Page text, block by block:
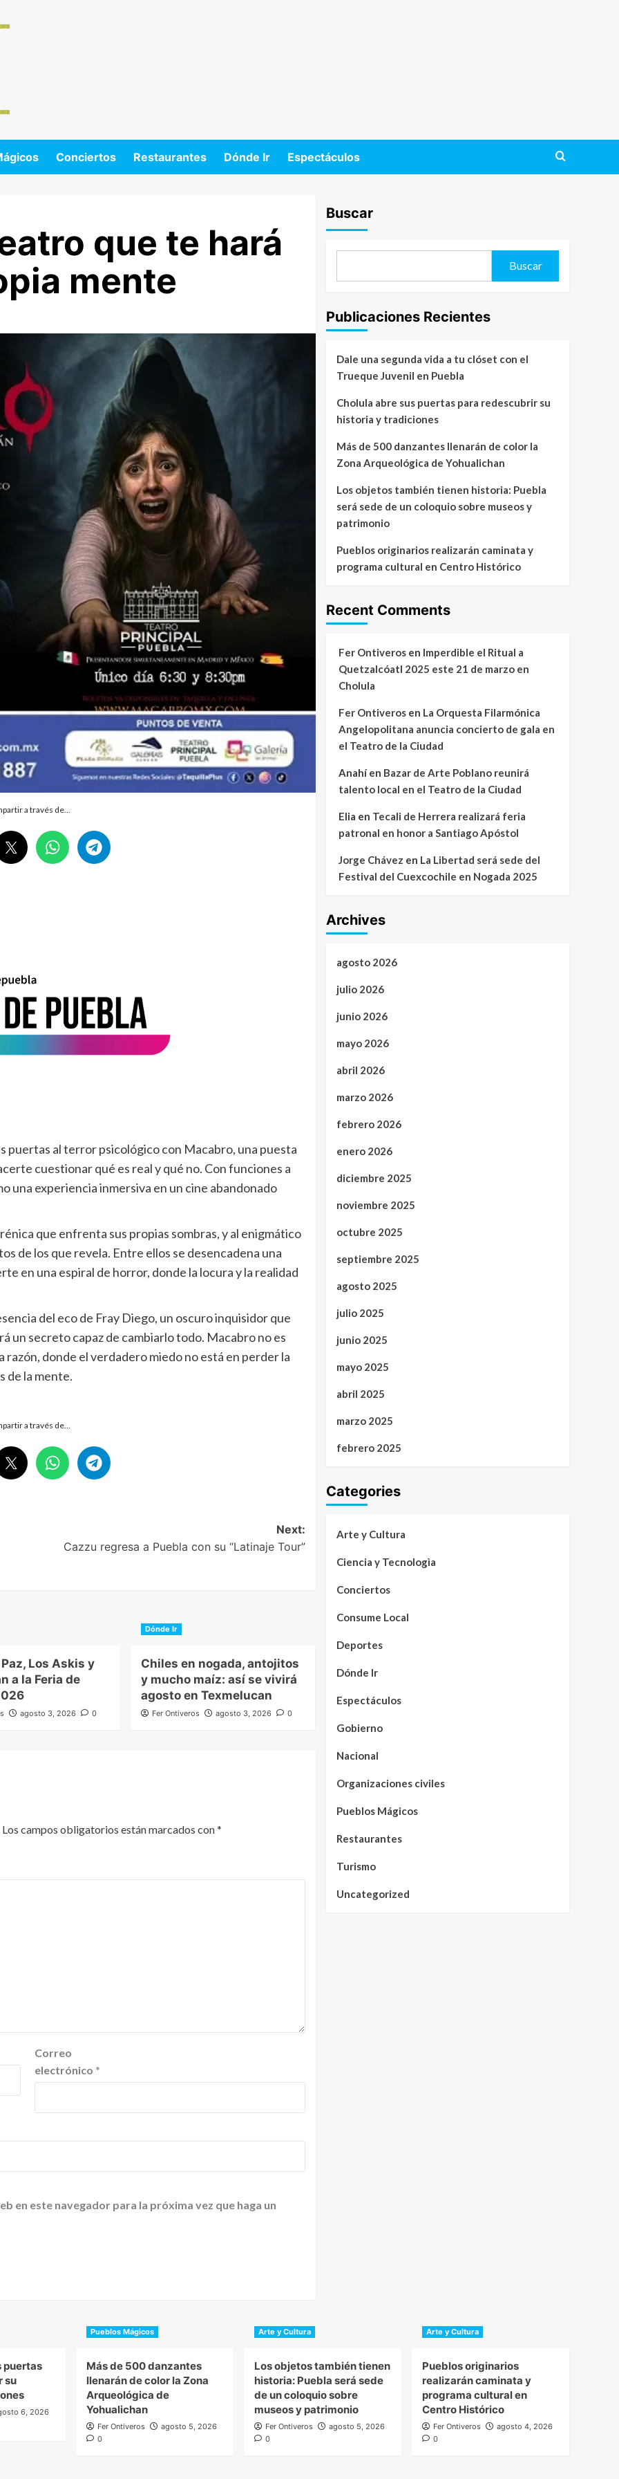
Conciertos Restaurantes Dónde Ir Espectáculos
que te hará
mente
a través de…
puertas al terror psicológico con Macabro, una puesta
cuestionar qué es real y qué no. Con funciones a
una experiencia inmersiva en un cine abandonado
que enfrenta sus propias sombras, y al enigmático
de los que revela. Entre ellos se desencadena una
en una espiral de horror, donde la locura y la realidad
del eco de Fray Diego, un oscuro inquisidor que
un secreto capaz de cambiarlo todo. Macabro no es
razón, donde el verdadero miedo no está en perder la
de la mente.
a través de…
Next:
Cazzu regresa a Puebla con su “Latinaje Tour”
Los Askis y
a la Feria de
agosto 3, 2026 0
Dónde Ir
Chiles en nogada, antojitos
y mucho maíz: así se vivirá
agosto en Texmelucan
Fer Ontiveros agosto 3, 2026 0
Los campos obligatorios están marcados con*
Correo
electrónico *
en este navegador para la próxima vez que haga un
Buscar
Buscar
Publicaciones Recientes
Dale una segunda vida a tu clóset con el
Trueque Juvenil en Puebla
Cholula abre sus puertas para redescubrir su
historia y tradiciones
Más de 500 danzantes llenarán de color la
Zona Arqueológica de Yohualichan
Los objetos también tienen historia: Puebla
será sede de un coloquio sobre museos y
patrimonio
Pueblos originarios realizarán caminata y
programa cultural en Centro Histórico
Recent Comments
Fer Ontiverosen Imperdible el Ritual a
Quetzalcóatl 2025 este 21 de marzo en
Cholula
Fer Ontiverosen La Orquesta Filarmónica
Angelopolitana anuncia concierto de gala en
el Teatro de la Ciudad
Anahíen Bazar de Arte Poblano reunirá
talento local en el Teatro de la Ciudad
Elia en Tecali de Herrera realizará feria
patronal en honor a Santiago Apóstol
Jorge Chávez en La Libertad será sede del
Festival del Cuexcochile en Nogada 2025
Archives
agosto 2026
julio 2026
junio 2026
mayo 2026
abril 2026
marzo 2026
febrero 2026
enero 2026
diciembre 2025
noviembre 2025
octubre 2025
septiembre 2025
agosto 2025
julio 2025
junio 2025
mayo 2025
abril 2025
marzo 2025
febrero 2025
Categories
Arte y Cultura
Ciencia y Tecnologìa
Conciertos
Consume Local
Deportes
Dónde Ir
Espectáculos
Gobierno
Nacional
Organizaciones civiles
Pueblos Mágicos
Restaurantes
Turismo
Uncategorized
puertas
su
6, 2026
Pueblos Mágicos
Más de 500 danzantes
llenarán de color la Zona
Arqueológica de
Yohualichan
Fer Ontiveros
agosto 5, 2026
0
Arte y Cultura
Los objetos también tienen
historia: Puebla será sede
de un coloquio sobre
museos y patrimonio
Fer Ontiveros
agosto 5, 2026
0
Arte y Cultura
Pueblos originarios
realizarán caminata y
programa cultural en
Centro Histórico
Fer Ontiveros
agosto 4, 2026
0